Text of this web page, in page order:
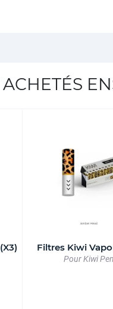
Filtres Kiwi
Pour Kiwi Pen